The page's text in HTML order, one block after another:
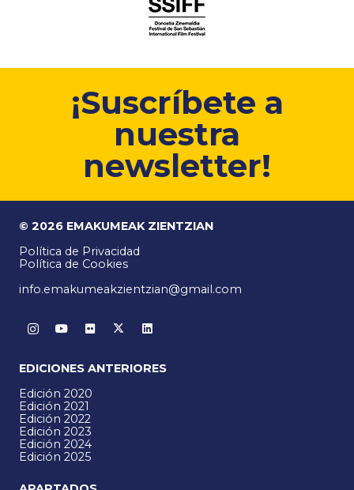
¡Suscríbete a
nuestra
newsletter!
© 2026 EMAKUMEAK ZIENTZIAN
Política de Privacidad
Política de Cookies
info.emakumeakzientzian@gmail.com
EDICIONES ANTERIORES
Edición 2020
Edición 2021
Edición 2022
Edición 2023
Edición 2024
Edición 2025